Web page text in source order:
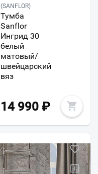
(SANFLOR)
Тумба
Sanflor
Ингрид 30
белый
матовый/
швейцарский
вяз
14 990 ₽